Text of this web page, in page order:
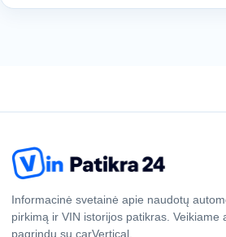
Informacinė svetainė apie naudotų
pirkimą ir VIN istorijos patikras. Veikiame
pagrindu su carVertical.